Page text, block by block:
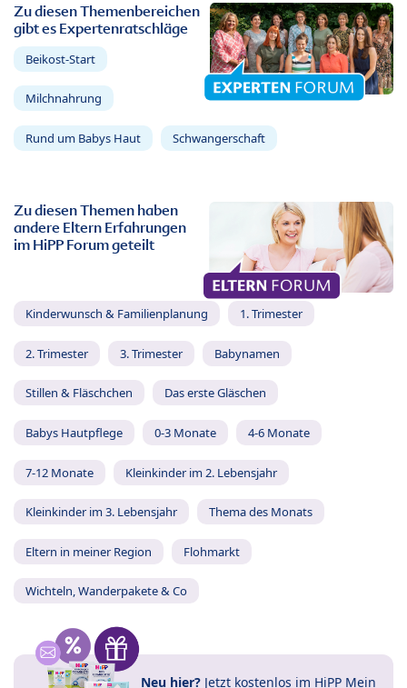
Zu diesen Themenbereichen
gibt es Expertenratschläge
Beikost-Start
Milchnahrung
Rund um Babys Haut Schwangerschaft
Zu diesen Themen haben
andere Eltern Erfahrungen
im HiPP Forum geteilt
Kinderwunsch & Familienplanung 1. Trimester
2. Trimester 3. Trimester Babynamen
Stillen & Fläschchen Das erste Gläschen
Babys Hautpflege 0-3 Monate 4-6 Monate
7-12 Monate Kleinkinder im 2. Lebensjahr
Kleinkinder im 3. Lebensjahr Thema des Monats
Eltern in meiner Region Flohmarkt
Wichteln, Wanderpakete & Co
Neu hier? Jetzt kostenlos im HiPP Mein